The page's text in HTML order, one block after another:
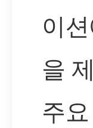
이
을
주